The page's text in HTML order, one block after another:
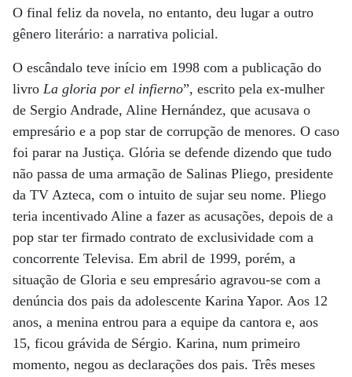
O final feliz da novela, no entanto, deu lugar a outro
gênero literário: a narrativa policial.
O escândalo teve início em 1998 com a publicação do
livro La gloria por el infierno”, escrito pela ex-mulher
de Sergio Andrade, Aline Hernández, que acusava o
empresário e a pop star de corrupção de menores. O caso
foi parar na Justiça. Glória se defende dizendo que tudo
não passa de uma armação de Salinas Pliego, presidente
da TV Azteca, com o intuito de sujar seu nome. Pliego
teria incentivado Aline a fazer as acusações, depois de a
pop star ter firmado contrato de exclusividade com a
concorrente Televisa. Em abril de 1999, porém, a
situação de Gloria e seu empresário agravou-se com a
denúncia dos pais da adolescente Karina Yapor. Aos 12
anos, a menina entrou para a equipe da cantora e, aos
15, ficou grávida de Sérgio. Karina, num primeiro
momento, negou as declarações dos pais. Três meses